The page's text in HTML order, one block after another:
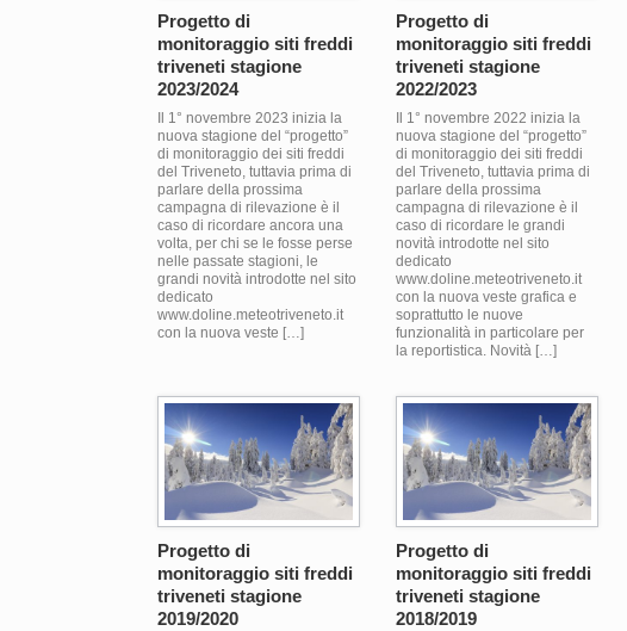
Progetto di
monitoraggio siti freddi
triveneti stagione
2023/2024
Il 1° novembre 2023 inizia la
nuova stagione del “progetto”
di monitoraggio dei siti freddi
del Triveneto, tuttavia prima di
parlare della prossima
campagna di rilevazione è il
caso di ricordare ancora una
volta, per chi se le fosse perse
nelle passate stagioni, le
grandi novità introdotte nel sito
dedicato
www.doline.meteotriveneto.it
con la nuova veste […]
Progetto di
monitoraggio siti freddi
triveneti stagione
2022/2023
Il 1° novembre 2022 inizia la
nuova stagione del “progetto”
di monitoraggio dei siti freddi
del Triveneto, tuttavia prima di
parlare della prossima
campagna di rilevazione è il
caso di ricordare le grandi
novità introdotte nel sito
dedicato
www.doline.meteotriveneto.it
con la nuova veste grafica e
soprattutto le nuove
funzionalità in particolare per
la reportistica. Novità […]
Progetto di
monitoraggio siti freddi
triveneti stagione
2019/2020
Progetto di
monitoraggio siti freddi
triveneti stagione
2018/2019